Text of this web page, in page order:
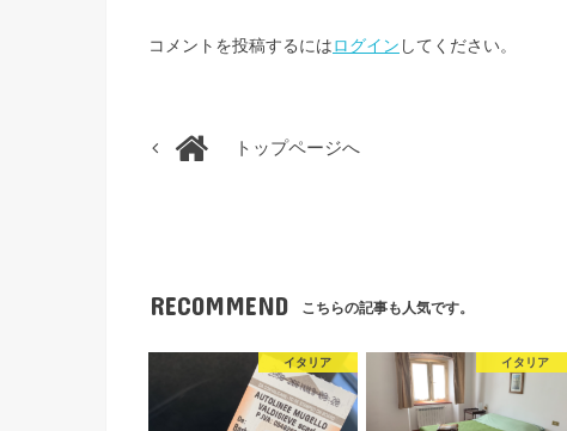
コメントを投稿するにはログイン してください。
トップページへ
RECOMMEND こちらの記事も人気です。
イタリア イタリア